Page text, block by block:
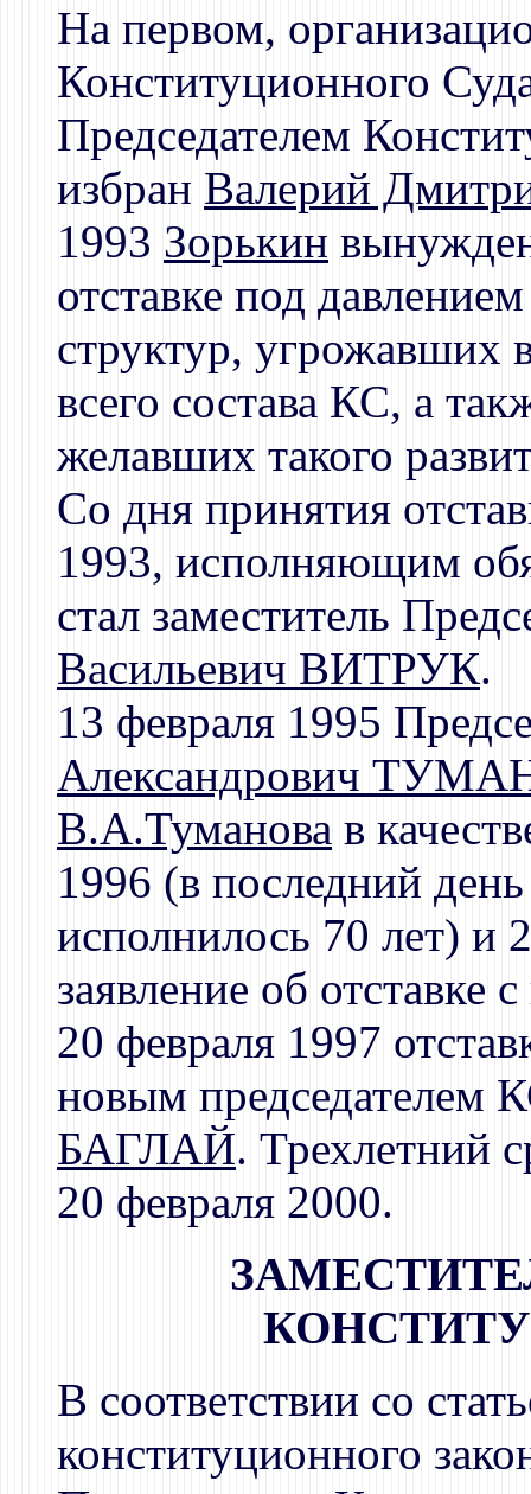
На первом,
Конституционного
Председателем
избран Валерий
1993 Зорькин
отставке под
структур, угрожавших
всего состава КС, а
желавших такого
Со дня принятия
1993, исполняющим
стал заместитель
Васильевич ВИТРУК.
13 февраля 1995
Александрович
В.А.Туманова в
1996 (в последний
исполнилось 70 лет) и
заявление об отставке
20 февраля 1997
новым председателем
БАГЛАЙ. Трехлетний
20 февраля 2000.
В соответствии со
конституционного